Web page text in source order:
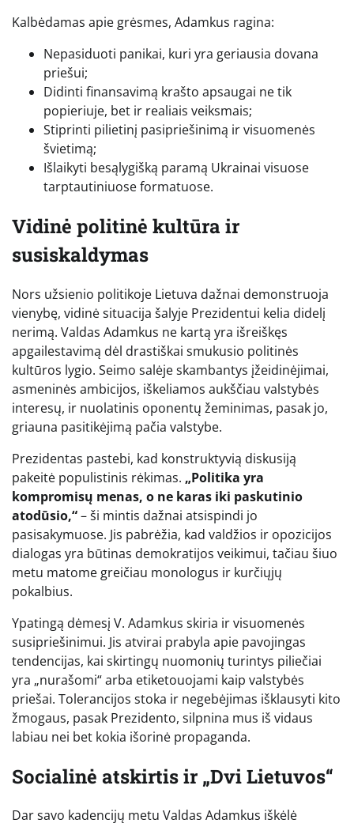
Kalbėdamas apie grėsmes, Adamkus ragina:
Nepasiduoti panikai, kuri yra geriausia dovana
priešui;
Didinti finansavimą krašto apsaugai ne tik
popieriuje, bet ir realiais veiksmais;
Stiprinti pilietinį pasipriešinimą ir visuomenės
švietimą;
Išlaikyti besąlygišką paramą Ukrainai visuose
tarptautiniuose formatuose.
Vidinė politinė kultūra ir
susiskaldymas
Nors užsienio politikoje Lietuva dažnai demonstruoja
vienybę, vidinė situacija šalyje Prezidentui kelia didelį
nerimą. Valdas Adamkus ne kartą yra išreiškęs
apgailestavimą dėl drastiškai smukusio politinės
kultūros lygio. Seimo salėje skambantys įžeidinėjimai,
asmeninės ambicijos, iškeliamos aukščiau valstybės
interesų, ir nuolatinis oponentų žeminimas, pasak jo,
griauna pasitikėjimą pačia valstybe.
Prezidentas pastebi, kad konstruktyvią diskusiją
pakeitė populistinis rėkimas. „Politika yra
kompromisų menas, o ne karas iki paskutinio
atodūsio,“– ši mintis dažnai atsispindi jo
pasisakymuose. Jis pabrėžia, kad valdžios ir opozicijos
dialogas yra būtinas demokratijos veikimui, tačiau šiuo
metu matome greičiau monologus ir kurčiųjų
pokalbius.
Ypatingą dėmesį V. Adamkus skiria ir visuomenės
susipriešinimui. Jis atvirai prabyla apie pavojingas
tendencijas, kai skirtingų nuomonių turintys piliečiai
yra „nurašomi“ arba etiketouojami kaip valstybės
priešai. Tolerancijos stoka ir negebėjimas išklausyti kito
žmogaus, pasak Prezidento, silpnina mus iš vidaus
labiau nei bet kokia išorinė propaganda.
Socialinė atskirtis ir „Dvi Lietuvos“
Dar savo kadencijų metu Valdas Adamkus iškėlė